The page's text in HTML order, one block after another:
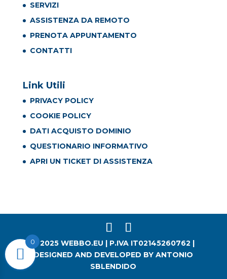
SERVIZI
ASSISTENZA DA REMOTO
PRENOTA APPUNTAMENTO
CONTATTI
Link Utili
PRIVACY POLICY
COOKIE POLICY
DATI ACQUISTO DOMINIO
QUESTIONARIO INFORMATIVO
APRI UN TICKET DI ASSISTENZA
© 2025 WEBBO.EU | P.IVA IT02145260762 |
DESIGNED AND DEVELOPED BY ANTONIO
SBLENDIDO
0